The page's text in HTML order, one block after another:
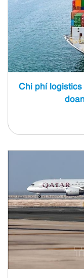
Chi phí